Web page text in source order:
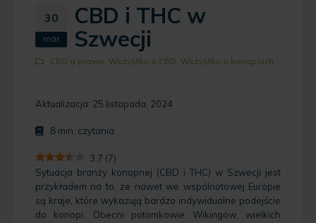
30
mar
CBD i THC w
Szwecji
CBD a prawo Wszystko o CBD Wszystko o konopiach
Aktualizacja: 25 listopada, 2024
8 min. czytania
3.7 (7)
Sytuacja branży konopnej (CBD i THC) w Szwecji jest
przykładem na to, że nawet we wspólnotowej Europie
są kraje, które wykazują bardzo indywidualne podejście
do konopi. Obecni potomkowie Wikingów, wielkich